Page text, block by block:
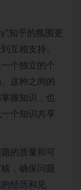
知乎的氛围更
互相支持、
个独立的个
这种之间的
握知识，也
个知识共享
的质量和可
，确保问题
经历和见